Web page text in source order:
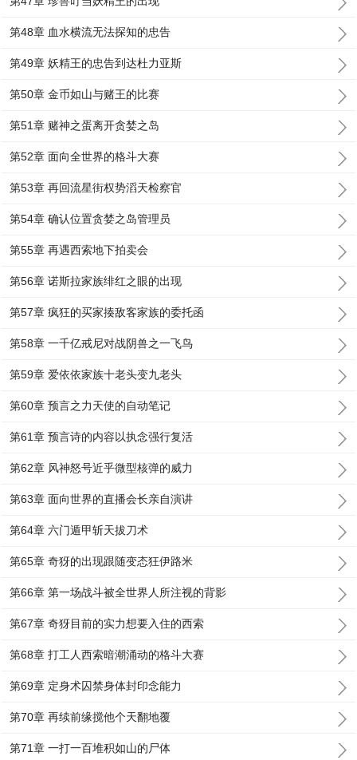
第48章 血水横流无法探知的忠告
第49章 妖精王的忠告到达杜力亚斯
第50章 金币如山与赌王的比赛
第51章 赌神之蛋离开贪婪之岛
第52章 面向全世界的格斗大赛
第53章 再回流星街权势滔天检察官
第54章 确认位置贪婪之岛管理员
第55章 再遇西索地下拍卖会
第56章 诺斯拉家族绯红之眼的出现
第57章 疯狂的买家揍敌客家族的委托函
第58章 一千亿戒尼对战阴兽之一飞鸟
第59章 爱依依家族十老头变九老头
第60章 预言之力天使的自动笔记
第61章 预言诗的内容以执念强行复活
第62章 风神怒号近乎微型核弹的威力
第63章 面向世界的直播会长亲自演讲
第64章 六门遁甲斩天拔刀术
第65章 奇犽的出现跟随变态狂伊路米
第66章 第一场战斗被全世界人所注视的背影
第67章 奇犽目前的实力想要入住的西索
第68章 打工人西索暗潮涌动的格斗大赛
第69章 定身术囚禁身体封印念能力
第70章 再续前缘搅他个天翻地覆
第71章 一打一百堆积如山的尸体